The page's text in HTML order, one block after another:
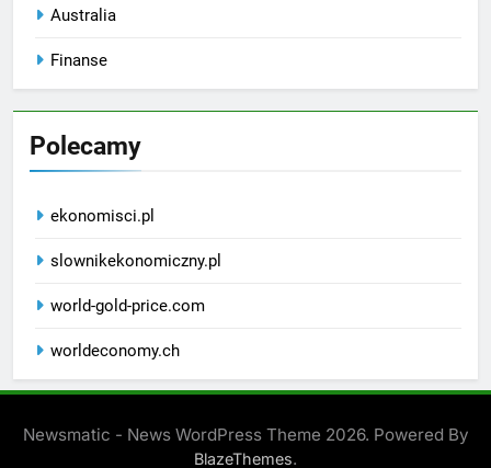
Australia
Finanse
Polecamy
ekonomisci.pl
slownikekonomiczny.pl
world-gold-price.com
worldeconomy.ch
Newsmatic - News WordPress Theme 2026. Powered By
BlazeThemes.